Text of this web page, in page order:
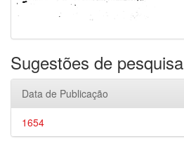
Sugestões de pesquisa
Data de Publicação
1654